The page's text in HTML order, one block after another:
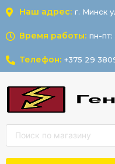
Наш адрес: г. Минск
Время работы: пн-
Телефон: +375 29